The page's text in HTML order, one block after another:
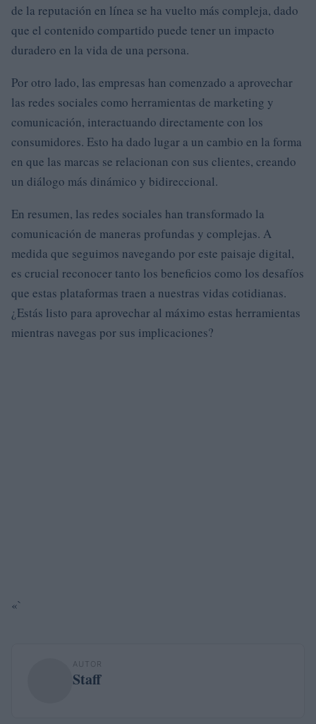
de la reputación en línea se ha vuelto más compleja, dado
que el contenido compartido puede tener un impacto
duradero en la vida de una persona.
Por otro lado, las empresas han comenzado a aprovechar
las redes sociales como herramientas de marketing y
comunicación, interactuando directamente con los
consumidores. Esto ha dado lugar a un cambio en la forma
en que las marcas se relacionan con sus clientes, creando
un diálogo más dinámico y bidireccional.
En resumen, las redes sociales han transformado la
comunicación de maneras profundas y complejas. A
medida que seguimos navegando por este paisaje digital,
es crucial reconocer tanto los beneficios como los desafíos
que estas plataformas traen a nuestras vidas cotidianas.
¿Estás listo para aprovechar al máximo estas herramientas
mientras navegas por sus implicaciones?
«`
AUTOR
Staff